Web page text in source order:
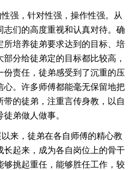
，针对性强，操作性强。从
志们的高度重视和认真对待。确
所培养徒弟要求达到的目标、培
分给徒弟定的目标都比较高，
份责任，徒弟感受到了沉重的压
心。许多师傅都能毫无保留地把
带的徒弟，注重言传身教，以自
弟做人做事。
，徒弟在各自师傅的精心教
长起来，成为各自岗位上的骨干
够挑起重任，能够胜任工作，较